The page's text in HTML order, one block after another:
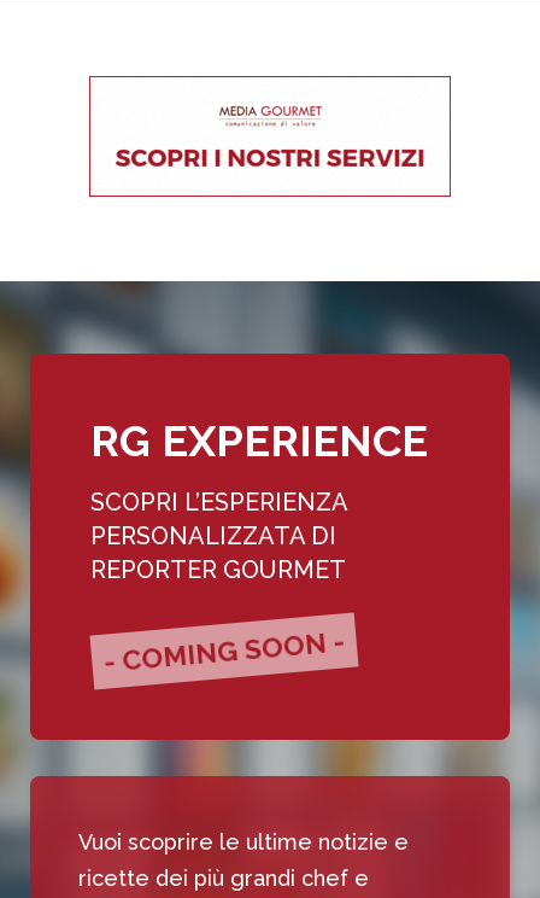
RG EXPERIENCE
SCOPRI L’ESPERIENZA
PERSONALIZZATA DI
REPORTER GOURMET
- COMING SOON -
Vuoi scoprire le ultime notizie e
ricette dei più grandi chef e